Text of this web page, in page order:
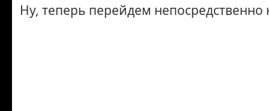
Ну, теперь перейдем непосредственно